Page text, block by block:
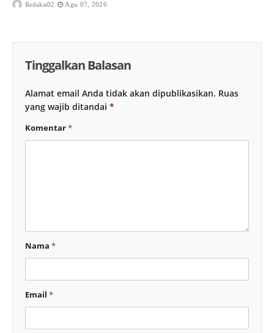
Redaksi02 Agu 07, 2026
Tinggalkan Balasan
Alamat email Anda tidak akan dipublikasikan. Ruas
yang wajib ditandai *
Komentar*
Nama *
Email *